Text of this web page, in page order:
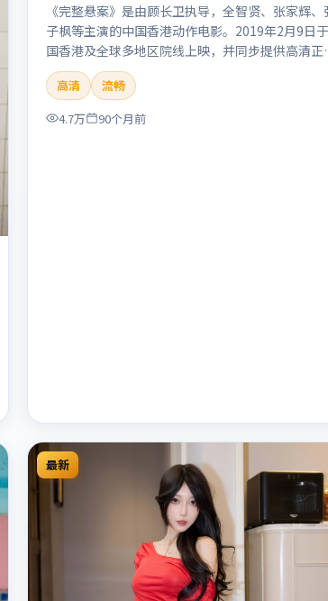
《完整悬案》是由顾长卫执导，全智贤、张家辉、
子枫等主演的中国香港动作电影。2019年2月9日
国香港及全球多地区院线上映，并同步提供高清正
流媒体在线观看。剧情与看点：动作场面密集，节奏
明快，适合喜欢热血追缉与爆破场面的观众。本片适
合检索「完整悬案」「顾长卫」「动作」「中国香
港」「2019」「2019-02-09上映」等关键词的影迷
高清
流畅
4.7万
90个月前
最新